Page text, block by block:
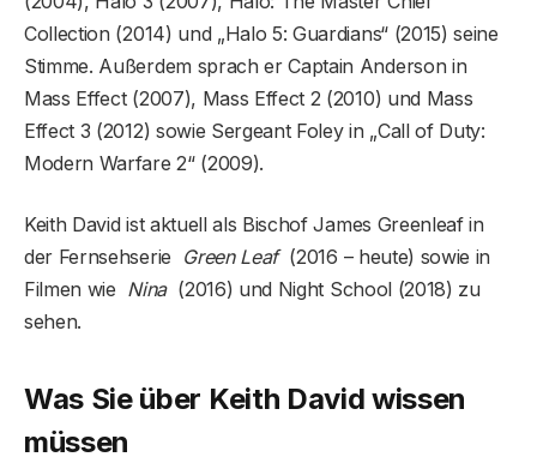
Collection (2014) und „Halo 5: Guardians“ (2015) seine
Stimme. Außerdem sprach er Captain Anderson in
Mass Effect (2007), Mass Effect 2 (2010) und Mass
Effect 3 (2012) sowie Sergeant Foley in „Call of Duty:
Modern Warfare 2“ (2009).
Keith David ist aktuell als Bischof James Greenleaf in
der Fernsehserie Green Leaf(2016 – heute) sowie in
Filmen wie Nina(2016) und Night School (2018) zu
sehen.
Was Sie über Keith David wissen
müssen